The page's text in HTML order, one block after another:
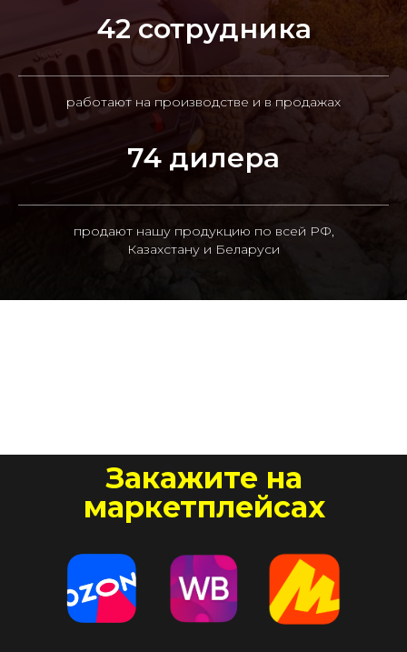
42 сотрудника
работают на производстве и в продажах
74 дилера
продают нашу продукцию по всей РФ,
Казахстану и Беларуси
Закажите на
маркетплейсах